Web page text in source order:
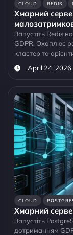
CLOUD REDIS
Хмарний
Запустіть Redis
GDPR. Охоплює
кластер та
April 24, 2026
CLOUD
Хмарний
Запустіть
дотриманням